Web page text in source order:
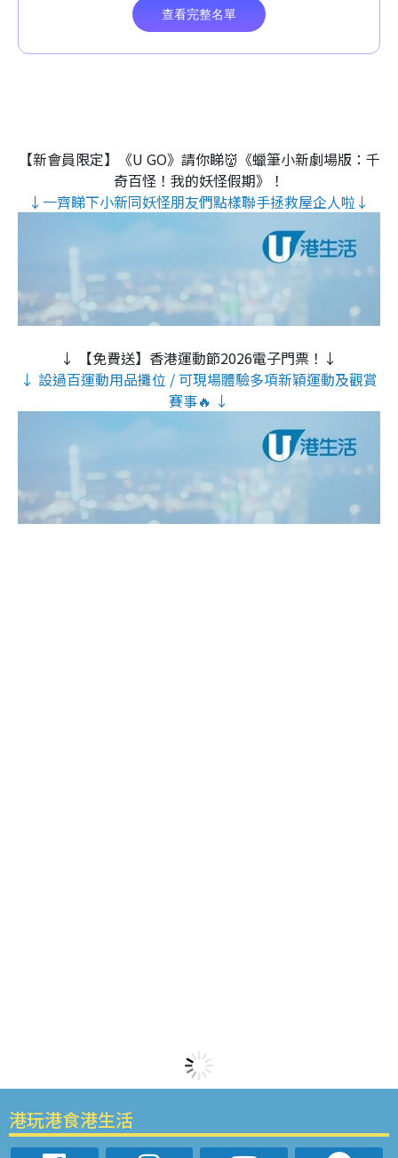
【新會員限定】《U GO》請你睇👹《蠟筆小新劇場版：千
奇百怪！我的妖怪假期》！
↓一齊睇下小新同妖怪朋友們點樣聯手拯救屋企人啦↓
↓ 【免費送】香港運動節2026電子門票！↓
↓ 設過百運動用品攤位 / 可現場體驗多項新穎運動及觀賞
賽事🔥 ↓
港玩港食港生活